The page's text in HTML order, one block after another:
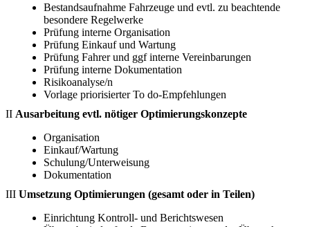
Bestandsaufnahme Fahrzeuge und evtl. zu beachtende
besondere Regelwerke
Prüfung interne Organisation
Prüfung Einkauf und Wartung
Prüfung Fahrer und ggf interne Vereinbarungen
Prüfung interne Dokumentation
Risikoanalyse/n
Vorlage priorisierter To do-Empfehlungen
II Ausarbeitung evtl. nötiger Optimierungskonzepte
Organisation
Einkauf/Wartung
Schulung/Unterweisung
Dokumentation
III Umsetzung Optimierungen (gesamt oder in Teilen)
Einrichtung Kontroll- und Berichtswesen